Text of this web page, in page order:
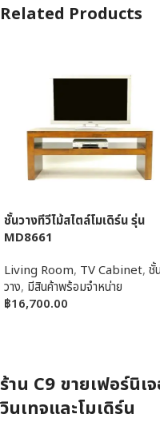
Related Products
ชั้นวางทีวีไม้สไตล์โมเดิร์น รุ่น
MD8661
Living Room, TV Cabinet, ชั้น
วาง, มีสินค้าพร้อมจำหน่าย
฿16,700.00
ร้าน C9 ขายเฟอร์นิ
วินเทจและโมเดิร์น